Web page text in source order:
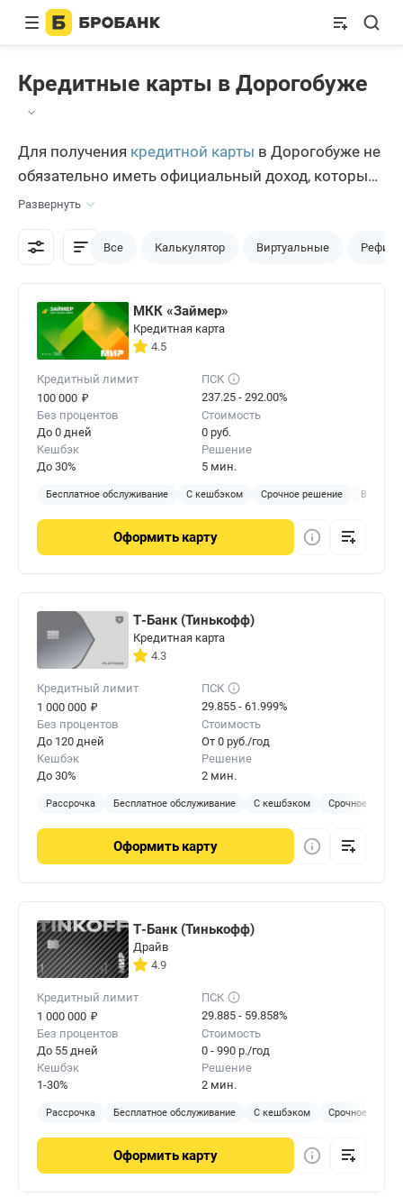
Кредитные карты в Дорогобуже
Для получения кредитной карты в Дорогобуже не
обязательно иметь официальный доход, который
можно подтвердить документально. На портале
Бробанк.ру возможно оформление продукта без
справок и только на основании информации,
Развернуть
Все Калькулятор Виртуальные
МКК «Займер»
Кредитная карта
4.5
Кредитный лимит
100 000 ₽
ПСК
237.25 - 292.00%
Без процентов
До 0 дней
Стоимость
0 руб.
Кешбэк
До 30%
Решение
5 мин.
Бесплатное обслуживание С кешбэком Срочное решение
Оформить карту
Т-Банк (Тинькофф)
Кредитная карта
4.3
Кредитный лимит
1 000 000 ₽
ПСК
29.855 - 61.999%
Без процентов
До 120 дней
Стоимость
От 0 руб./год
Кешбэк
До 30%
Решение
2 мин.
Рассрочка Бесплатное обслуживание С кешбэком Срочное
Оформить карту
Т-Банк (Тинькофф)
Драйв
4.9
Кредитный лимит
1 000 000 ₽
ПСК
29.885 - 59.858%
Без процентов
До 55 дней
Стоимость
0 - 990 р./год
Кешбэк
1-30%
Решение
2 мин.
Рассрочка Бесплатное обслуживание С кешбэком Срочное
Оформить карту